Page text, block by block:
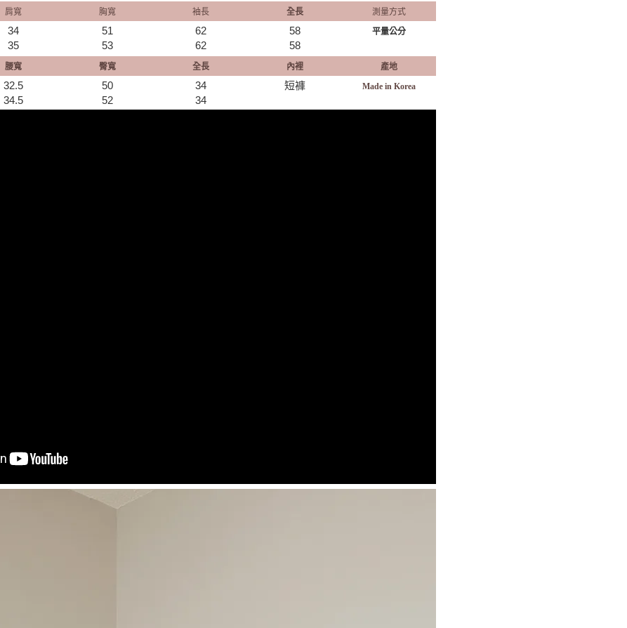
肩寬 胸寬 袖長 全長
測量方式
34
35
51
53
62
62
58
​58
平量公分
腰寬 臀寬 全長 內裡
產地
32.5
34.5
50
52
34
34
短褲 Made in Korea